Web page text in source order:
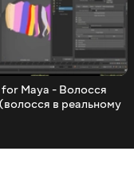
Maya - Волосся
в реальному